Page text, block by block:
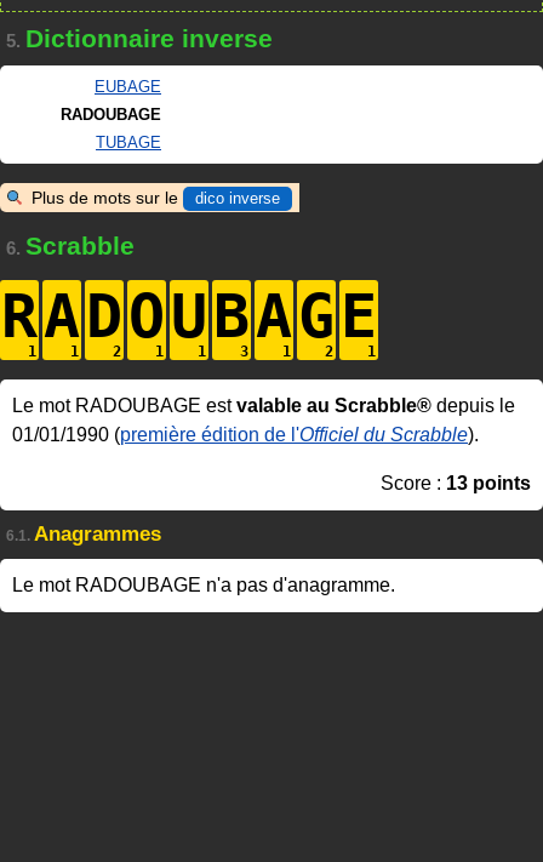
5. Dictionnaire inverse
EUBAGE
RADOUBAGE
TUBAGE
Plus de mots sur le dico inverse
6. Scrabble
RADOUBAGE
Le mot RADOUBAGE estvalable au Scrabble® depuis le
01/01/1990 (première édition de l'Officiel du Scrabble).
Score : 13 points
6.1. Anagrammes
Le mot RADOUBAGE n'a pas d'anagramme.